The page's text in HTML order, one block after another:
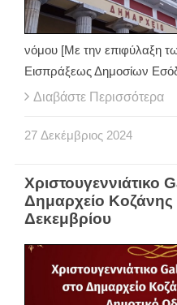
νόμου [Με την επιφύλαξη
Eισπράξεως Δημοσίων
Διαβάστε Περισσότερα
27 Δεκέμβριος 2024
Χριστουγεννιάτικο
Δημαρχείο Κοζάνης
Δεκεμβρίου